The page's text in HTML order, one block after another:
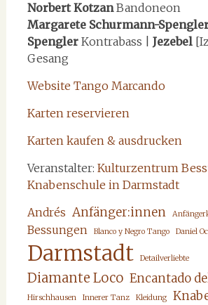
Norbert KotzanBandoneon
Margarete Schurmann-
SpenglerKontrabass | Jezebel
Gesang
Website Tango Marcando
Karten reservieren
Karten kaufen & ausdrucken
Veranstalter: Kulturzentrum
Knabenschule in Darmstadt
Andrés Anfänger:innen
Bessungen Blanco y Negro Tango Daniel
Darmstadt Detailverliebte
Diamante Loco Encantado
Hirschhausen Innerer Tanz Kleidung